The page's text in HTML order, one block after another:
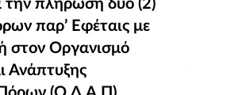
την πλήρωση δύο (2)
παρ’ Εφέταις με
στον Οργανισμό
Ανάπτυξης Πολιτιστικών
την πλήρωση δύο (2)
παρ’ Εφέταις με
στον Οργανισμό
Ανάπτυξης